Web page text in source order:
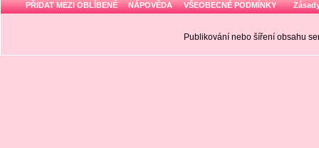
PŘIDAT MEZI OBLÍBENÉ NÁPOVĚDA VŠEOBECNÉ PODMÍNKY
Publikování nebo šíření obsahu